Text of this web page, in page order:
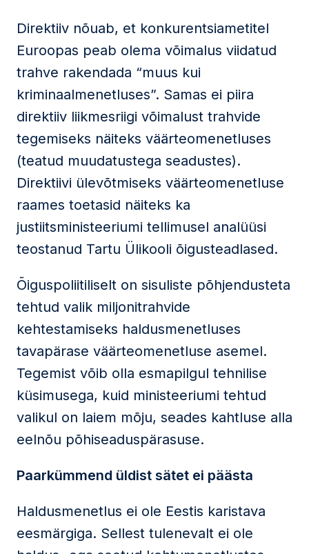
Direktiiv nõuab, et konkurentsiametitel
Euroopas peab olema võimalus viidatud
trahve rakendada “muus kui
kriminaalmenetluses”. Samas ei piira
direktiiv liikmesriigi võimalust trahvide
tegemiseks näiteks väärteomenetluses
(teatud muudatustega seadustes).
Direktiivi ülevõtmiseks väärteomenetluse
raames toetasid näiteks ka
justiitsministeeriumi tellimusel analüüsi
teostanud Tartu Ülikooli õigusteadlased.
Õiguspoliitiliselt on sisuliste põhjendusteta
tehtud valik miljonitrahvide
kehtestamiseks haldusmenetluses
tavapärase väärteomenetluse asemel.
Tegemist võib olla esmapilgul tehnilise
küsimusega, kuid ministeeriumi tehtud
valikul on laiem mõju, seades kahtluse alla
eelnõu põhiseaduspärasuse.
Paarkümmend üldist sätet ei päästa
Haldusmenetlus ei ole Eestis karistava
eesmärgiga. Sellest tulenevalt ei ole